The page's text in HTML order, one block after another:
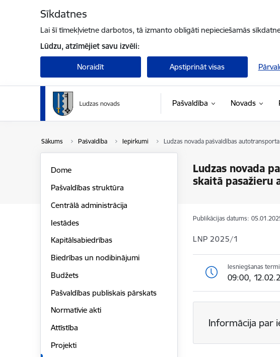
Sīkdatnes
Lai šī tīmekļvietne darbotos, tā izmanto obligāti nepieciešamās
Lūdzu, atzīmējiet savu izvēli:
Noraidīt Apstiprināt visas
Pašvaldība Novads
Sākums Pašvaldība Iepirkumi Ludzas novada pašvaldības
Ludzas novada
skaitā pasažieru
Dome
Pašvaldības struktūra
Centrālā administrācija
Iestādes
Kapitālsabiedrības
Biedrības un nodibinājumi
Budžets
Pašvaldības publiskais pārskats
Normatīvie akti
Attīstība
Projekti
Publikācijas datums:
LNP 2025/1
Iesniegšanas
09:00,
Informācija par